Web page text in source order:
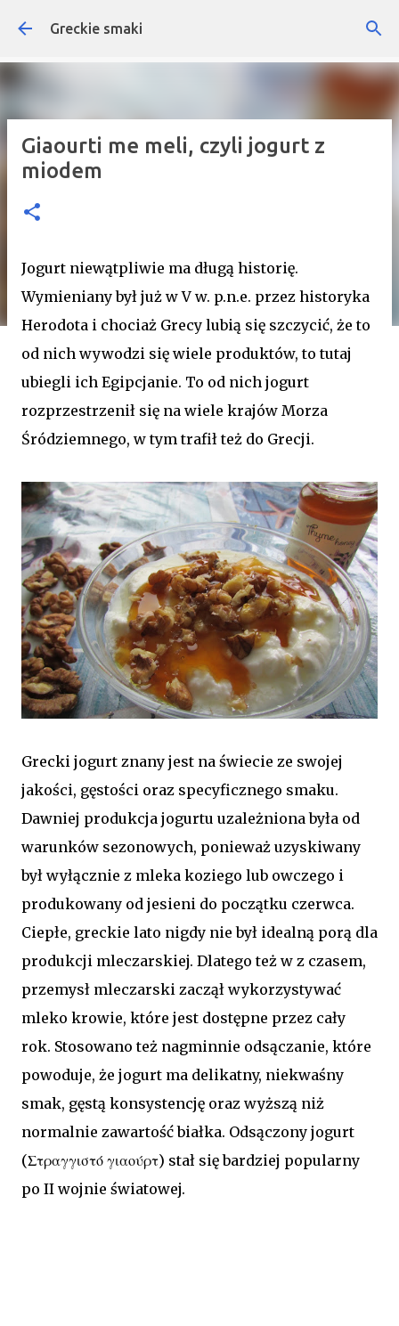
Przejdź do głównej zawartości
Greckie smaki
Giaourti me meli, czyli jogurt z
miodem
Jogurt niewątpliwie ma długą historię.
Wymieniany był już w V w. p.n.e. przez historyka
Herodota i chociaż Grecy lubią się szczycić, że to
od nich wywodzi się wiele produktów, to tutaj
ubiegli ich Egipcjanie. To od nich jogurt
rozprzestrzenił się na wiele krajów Morza
Śródziemnego, w tym trafił też do Grecji.
Grecki jogurt znany jest na świecie ze swojej
jakości, gęstości oraz specyficznego smaku.
Dawniej produkcja jogurtu uzależniona była od
warunków sezonowych, ponieważ uzyskiwany
był wyłącznie z mleka koziego lub owczego i
produkowany od jesieni do początku czerwca.
Ciepłe, greckie lato nigdy nie był idealną porą dla
produkcji mleczarskiej. Dlatego też w z czasem,
przemysł mleczarski zaczął wykorzystywać
mleko krowie, które jest dostępne przez cały
rok. Stosowano też nagminnie odsączanie, które
powoduje, że jogurt ma delikatny, niekwaśny
smak, gęstą konsystencję oraz wyższą niż
normalnie zawartość białka. Odsączony jogurt
(Στραγγιστό γιαούρτ) stał się bardziej popularny
po II wojnie światowej.